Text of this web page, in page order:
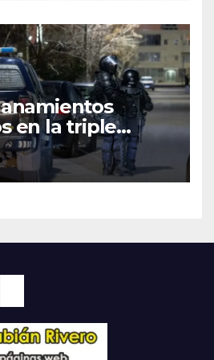
en la triple
Maipú y